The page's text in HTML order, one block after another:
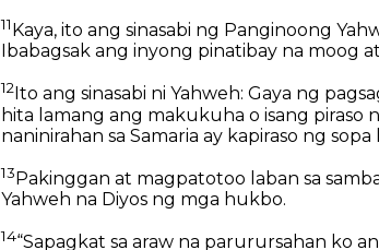
11 Kaya, ito ang sinasabi ng Panginoong
Ibabagsak ang inyong pinatibay na moog
12 Ito ang sinasabi ni Yahweh: Gaya ng
hita lamang ang makukuha o isang piraso
naninirahan sa Samaria ay kapiraso ng
13Pakinggan at magpatotoo laban sa
Yahweh na Diyos ng mga hukbo.
14“Sapagkat sa araw na parurursahan ko